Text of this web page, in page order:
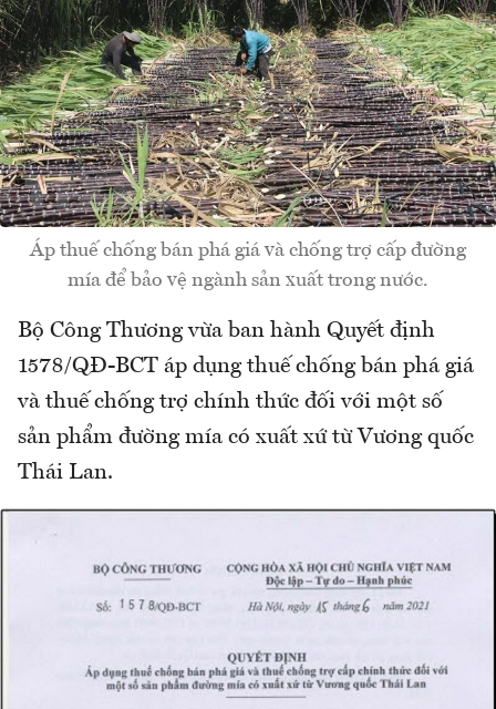
Áp thuế chống bán phá giá và chống trợ cấp đường
mía để bảo vệ ngành sản xuất trong nước.
Bộ Công Thương vừa ban hành Quyết định
1578/QĐ-BCT áp dụng thuế chống bán phá giá
và thuế chống trợ chính thức đối với một số
sản phẩm đường mía có xuất xứ từ Vương quốc
Thái Lan.